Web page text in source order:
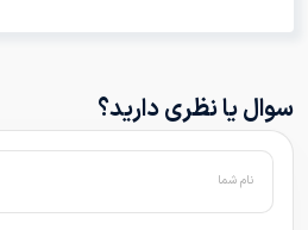
سوال یا نظری دارید؟
نام شما